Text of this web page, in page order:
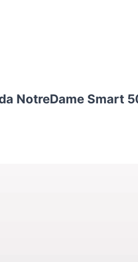
NotreDame Smart